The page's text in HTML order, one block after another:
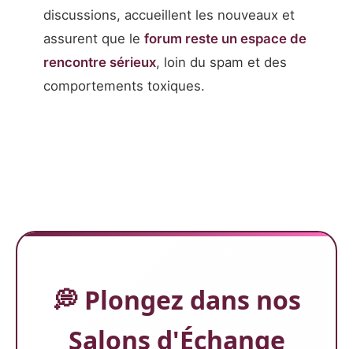
discussions, accueillent les nouveaux et
assurent que le forum reste un espace de
rencontre sérieux, loin du spam et des
comportements toxiques.
💭 Plongez dans nos
Salons d'Échange